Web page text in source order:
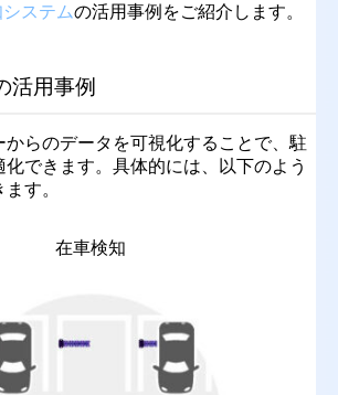
ステムの活用事例をご紹介します。
活用事例
からのデータを可視化することで、駐
できます。具体的には、以下のよう
す。
在車検知